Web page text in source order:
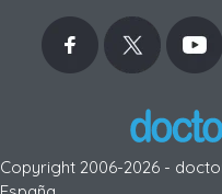
Copyright 2006-2026 -